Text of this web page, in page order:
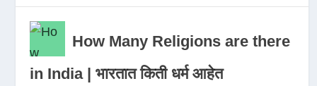
How Many Religions are there
in India | भारतात किती धर्म आहेत